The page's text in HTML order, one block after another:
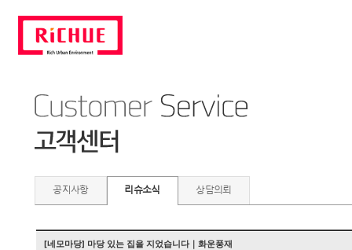
공지사항 리슈소식 상담의뢰
[네모마당] 마당 있는 집을 지었습니다｜화운풍재